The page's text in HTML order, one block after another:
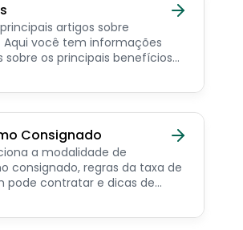
artigos sobre
sobre os principais benefícios
e beneficiários de programas
Consignado
a modalidade de
consignado, regras da taxa de
pode contratar e dicas de